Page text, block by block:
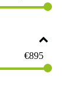
€895